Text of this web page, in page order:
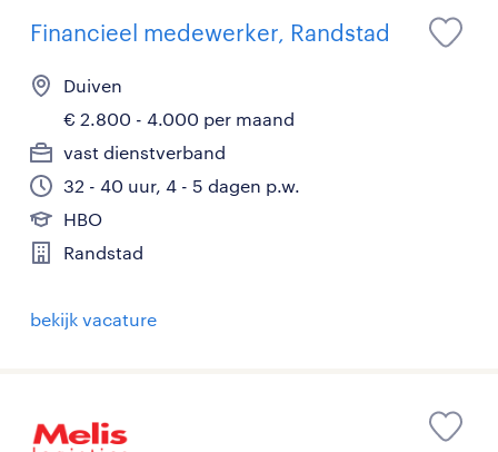
Financieel medewerker, Randstad
Duiven
€ 2.800 - 4.000 per maand
vast dienstverband
32 - 40 uur, 4 - 5 dagen p.w.
HBO
Randstad
bekijk vacature